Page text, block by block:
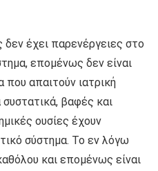
δεν έχει παρενέργειες στο
επομένως δεν είναι
που απαιτούν ιατρική
βαφές και
ουσίες έχουν
σύστημα. Το εν λόγω
και επομένως είναι